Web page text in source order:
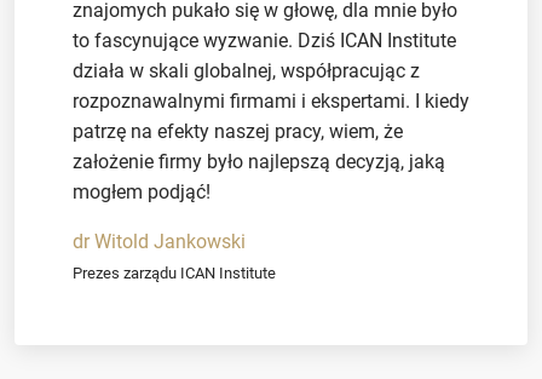
znajomych pukało się w głowę, dla mnie było
to fascynujące wyzwanie. Dziś ICAN Institute
działa w skali globalnej, współpracując z
rozpoznawalnymi firmami i ekspertami. I kiedy
patrzę na efekty naszej pracy, wiem, że
założenie firmy było najlepszą decyzją, jaką
mogłem podjąć!
dr Witold Jankowski
Prezes zarządu ICAN Institute